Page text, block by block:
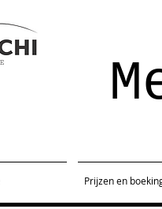
Prijzen en